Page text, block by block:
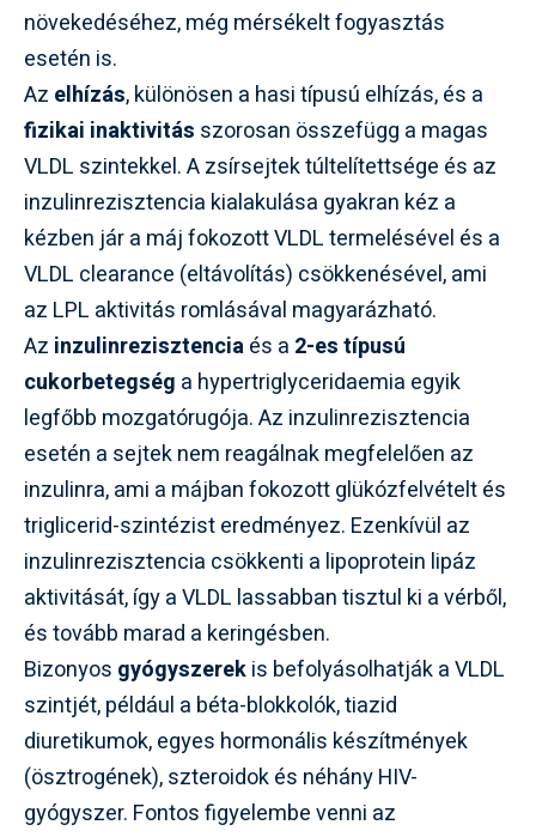
növekedéséhez, még mérsékelt fogyasztás
esetén is.
Az elhízás, különösen a hasi típusú elhízás, és a
fizikai inaktivitás szorosan összefügg a magas
VLDL szintekkel. A zsírsejtek túltelítettsége és az
inzulinrezisztencia kialakulása gyakran kéz a
kézben jár a máj fokozott VLDL termelésével és a
VLDL clearance (eltávolítás) csökkenésével, ami
az LPL aktivitás romlásával magyarázható.
Az inzulinrezisztenciaés a 2-es típusú
cukorbetegség a hypertriglyceridaemia egyik
legfőbb mozgatórugója. Az inzulinrezisztencia
esetén a sejtek nem reagálnak megfelelően az
inzulinra, ami a májban fokozott glükózfelvételt és
triglicerid-szintézist eredményez. Ezenkívül az
inzulinrezisztencia csökkenti a lipoprotein lipáz
aktivitását, így a VLDL lassabban tisztul ki a vérből,
és tovább marad a keringésben.
Bizonyos gyógyszerekis befolyásolhatják a VLDL
szintjét, például a béta-blokkolók, tiazid
diuretikumok, egyes hormonális készítmények
(ösztrogének), szteroidok és néhány HIV-
gyógyszer. Fontos figyelembe venni az